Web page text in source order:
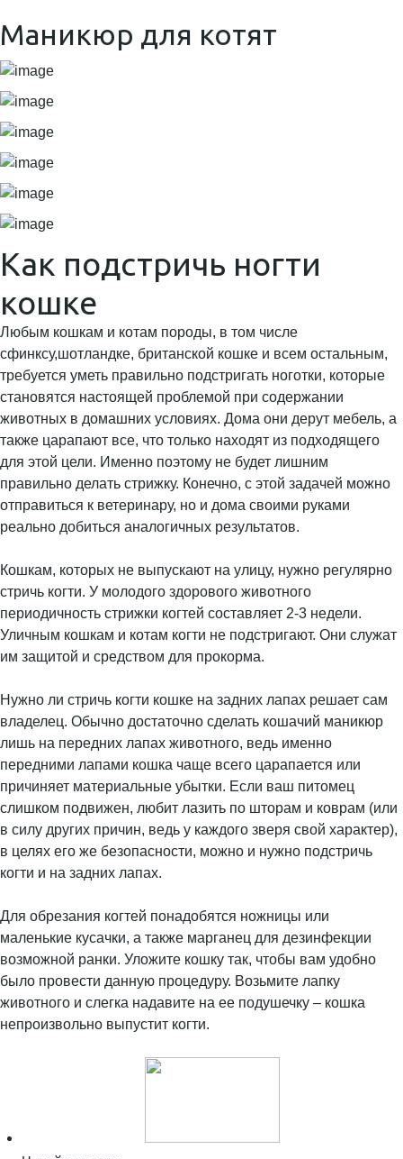
Маникюр для котят
Как подстричь ногти
кошке
Любым кошкам и котам породы, в том числе
сфинксу,шотландке, британской кошке и всем остальным,
требуется уметь правильно подстригать ноготки, которые
становятся настоящей проблемой при содержании
животных в домашних условиях. Дома они дерут мебель, а
также царапают все, что только находят из подходящего
для этой цели. Именно поэтому не будет лишним
правильно делать стрижку. Конечно, с этой задачей можно
отправиться к ветеринару, но и дома своими руками
реально добиться аналогичных результатов.
Кошкам, которых не выпускают на улицу, нужно регулярно
стричь когти. У молодого здорового животного
периодичность стрижки когтей составляет 2-3 недели.
Уличным кошкам и котам когти не подстригают. Они служат
им защитой и средством для прокорма.
Нужно ли стричь когти кошке на задних лапах решает сам
владелец. Обычно достаточно сделать кошачий маникюр
лишь на передних лапах животного, ведь именно
передними лапами кошка чаще всего царапается или
причиняет материальные убытки. Если ваш питомец
слишком подвижен, любит лазить по шторам и коврам (или
в силу других причин, ведь у каждого зверя свой характер),
в целях его же безопасности, можно и нужно подстричь
когти и на задних лапах.
Для обрезания когтей понадобятся ножницы или
маленькие кусачки, а также марганец для дезинфекции
возможной ранки. Уложите кошку так, чтобы вам удобно
было провести данную процедуру. Возьмите лапку
животного и слегка надавите на ее подушечку – кошка
непроизвольно выпустит когти.